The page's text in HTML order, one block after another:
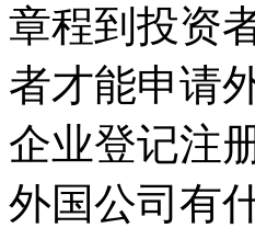
章程到投资
者才能申请
企业登记注
外国公司有